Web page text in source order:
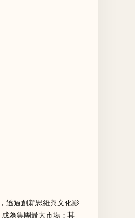
透過創新思維與文化影
為集團最大市場；其